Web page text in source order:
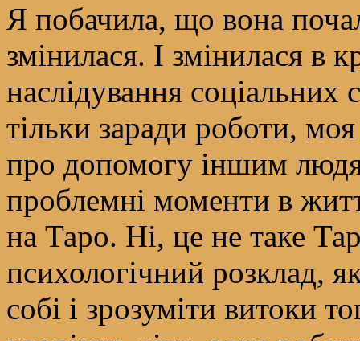
Я побачила, що вона
змінилася. І змінилася в
наслідування соціальних
тільки заради роботи,
про допомогу іншим
проблемні моменти в
на Таро. Ні, це не таке
психологічний розклад,
собі і зрозуміти витоки